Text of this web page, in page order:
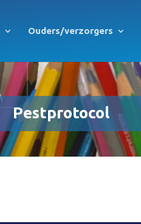
Ouders/verzorgers
Pestprotocol